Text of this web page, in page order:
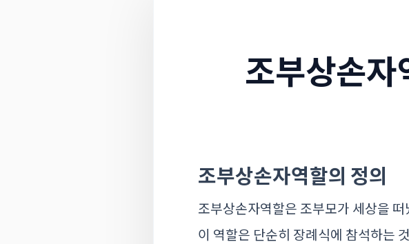
조부상손자
조부상손자역할의 정의
조부상손자역할은 조부모가 세상을
이 역할은 단순히 장례식에 참석하는